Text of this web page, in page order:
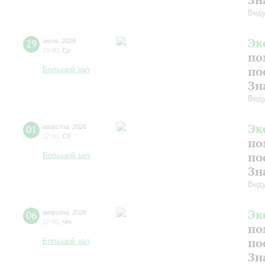
29 июля 2026
15:00 Ср
Большой зал
01 августа
2026
12:00 Сб
Большой зал
06 августа
2026
12:00 Чт
Большой зал